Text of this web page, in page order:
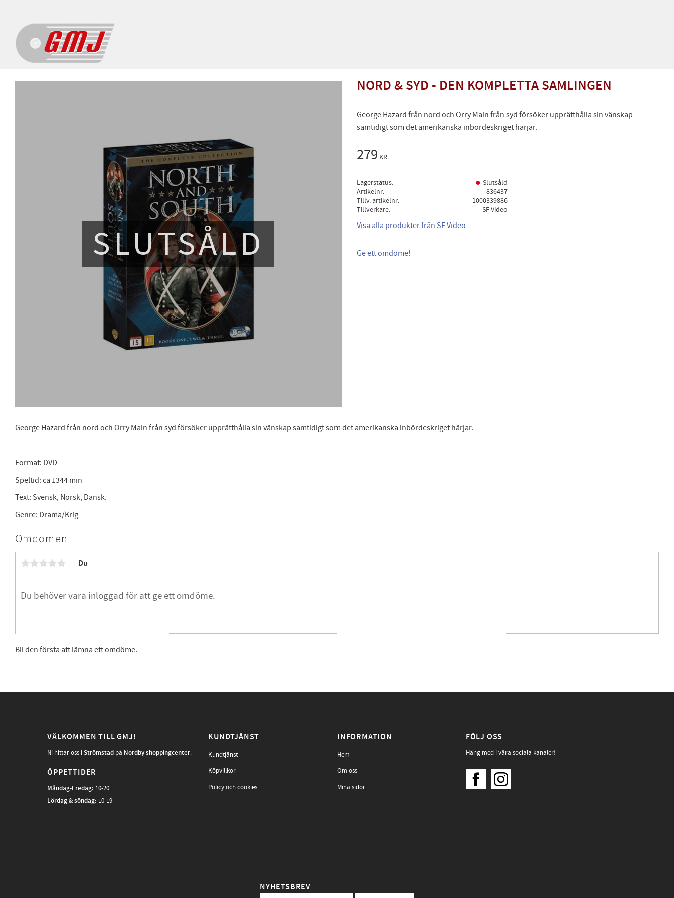
NORD & SYD - DEN KOMPLETTA SAMLINGEN
George Hazard från nord och Orry Main från syd försöker upprätthålla sin vänskap
samtidigt som det amerikanska inbördeskriget härjar.
SLUTSÅLD
279 KR
Lagerstatus
Slutsåld
Artikelnr
836437
Tillv. artikelnr
1000339886
Tillverkare
SF Video
Visa alla produkter från SF Video
Ge ett omdöme!
George Hazard från nord och Orry Main från syd försöker upprätthålla sin vänskap samtidigt som det amerikanska inbördeskriget härjar.
Format: DVD
Speltid: ca 1344 min
Text: Svensk, Norsk, Dansk.
Genre: Drama/Krig
Omdömen
Du
Bli den första att lämna ett omdöme.
VÄLKOMMEN TILL GMJ!
Ni hittar oss iStrömstad på Nordby shoppingcenter.
ÖPPETTIDER
Måndag-Fredag: 10-20
Lördag & söndag: 10-19
KUNDTJÄNST
Kundtjänst
Köpvillkor
Policy och cookies
INFORMATION
Hem
Om oss
Mina sidor
FÖLJ OSS
Häng med i våra sociala kanaler!
NYHETSBREV